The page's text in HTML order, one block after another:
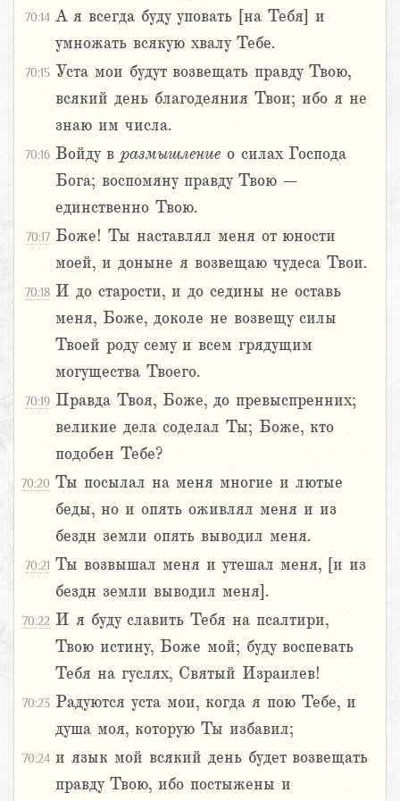
70:14 А я всегда буду уповать [на Тебя] и
умножать всякую хвалу Тебе.
70:15 Уста мои будут возвещать правду Твою,
всякий день благодеяния Твои; ибо я не
знаю им числа.
70:16 Войду в размышление о силах Господа
Бога; воспомяну правду Твою –
единственно Твою.
70:17 Боже! Ты наставлял меня от юности
моей, и доныне я возвещаю чудеса Твои.
70:18 И до старости, и до седины не оставь
меня, Боже, доколе не возвещу силы
Твоей роду сему и всем грядущим
могущества Твоего.
70:19 Правда Твоя, Боже, до превыспренних;
великие дела соделал Ты; Боже, кто
подобен Тебе?
70:20 Ты посылал на меня многие и лютые
беды, но и опять оживлял меня и из
бездн земли опять выводил меня.
70:21 Ты возвышал меня и утешал меня, [и из
бездн земли выводил меня].
70:22 И я буду славить Тебя на псалтири,
Твою истину, Боже мой; буду воспевать
Тебя на гуслях, Святый Израилев!
70:23 Радуются уста мои, когда я пою Тебе, и
душа моя, которую Ты избавил;
70:24 и язык мой всякий день будет возвещать
правду Твою, ибо постыжены и